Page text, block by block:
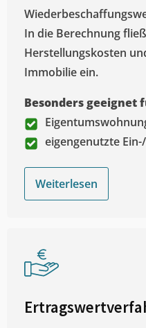
In die Berechnung
Herstellungskosten
Immobilie ein.
Besonders geeignet
eigengenutzte
Weiterlesen